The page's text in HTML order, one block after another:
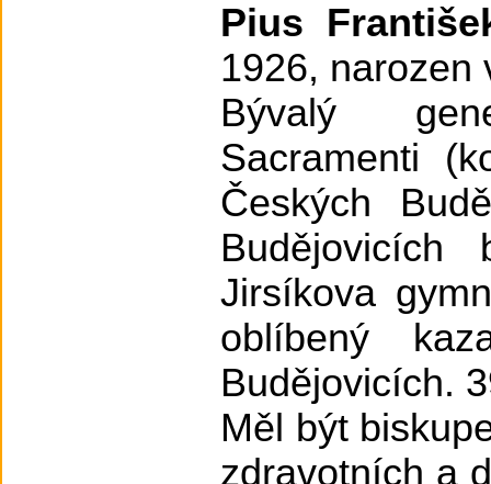
Pius
1926, narozen
Bývalý
Sacramenti
Českých
Jirsíkova
oblíbený
Budějovicích.
Měl být
zdravotních a